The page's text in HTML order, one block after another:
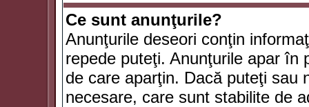
Ce sunt anunţurile?
Anunţurile deseori conţin
repede puteţi. Anunţurile apar în
de care aparţin. Dacă puteţi sau
necesare, care sunt stabilite de